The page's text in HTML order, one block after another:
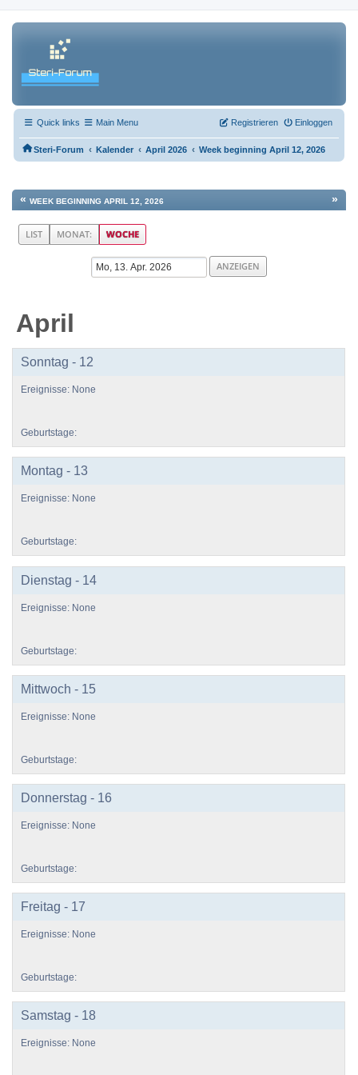
Quick links Main Menu Einloggen
Registrieren
Steri-Forum ‹ Kalender ‹ April 2026 ‹ Week beginning April 12, 2026
« »
WEEK BEGINNING APRIL 12, 2026
LIST MONAT: WOCHE
April
Sonntag - 12
Montag - 13
Dienstag - 14
Mittwoch - 15
Donnerstag - 16
Freitag - 17
Samstag - 18